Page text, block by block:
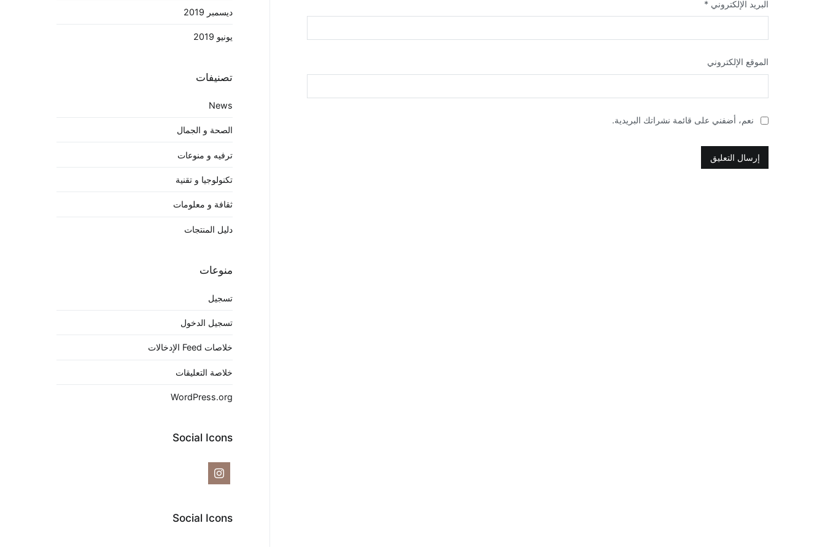
البريد الإلكتروني *
الموقع الإلكتروني
نعم، أضفني على قائمة نشراتك البريدية.
ديسمبر 2019
يونيو 2019
تصنيفات
News
الصحة و الجمال
ترفيه و منوعات
تكنولوجيا و تقنية
ثقافة و معلومات
دليل المنتجات
منوعات
تسجيل
تسجيل الدخول
خلاصات Feed الإدخالات
خلاصة التعليقات
WordPress.org
Social Icons
Social Icons